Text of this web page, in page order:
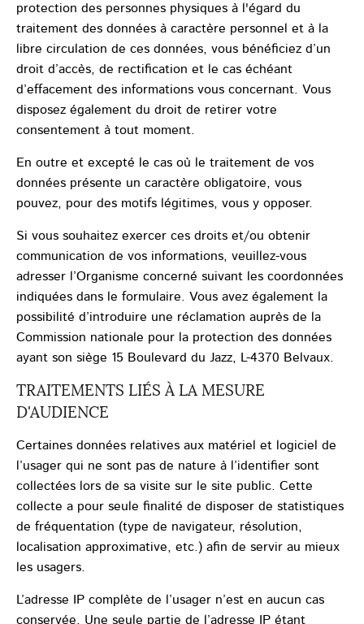
protection des personnes physiques à l'égard du
traitement des données à caractère personnel et à la
libre circulation de ces données, vous bénéficiez d’un
droit d’accès, de rectification et le cas échéant
d’effacement des informations vous concernant. Vous
disposez également du droit de retirer votre
consentement à tout moment.
En outre et excepté le cas où le traitement de vos
données présente un caractère obligatoire, vous
pouvez, pour des motifs légitimes, vous y opposer.
Si vous souhaitez exercer ces droits et/ou obtenir
communication de vos informations, veuillez-vous
adresser l’Organisme concerné suivant les coordonnées
indiquées dans le formulaire. Vous avez également la
possibilité d’introduire une réclamation auprès de la
Commission nationale pour la protection des données
ayant son siège 15 Boulevard du Jazz, L-4370 Belvaux.
TRAITEMENTS LIÉS À LA MESURE
D'AUDIENCE
Certaines données relatives aux matériel et logiciel de
l’usager qui ne sont pas de nature à l’identifier sont
collectées lors de sa visite sur le site public. Cette
collecte a pour seule finalité de disposer de statistiques
de fréquentation (type de navigateur, résolution,
localisation approximative, etc.) afin de servir au mieux
les usagers.
L’adresse IP complète de l’usager n’est en aucun cas
conservée. Une seule partie de l’adresse IP étant